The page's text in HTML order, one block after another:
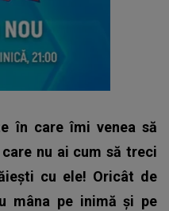
în care îmi venea să
nu ai cum să treci
cu ele! Oricât de
mâna pe inimă și pe